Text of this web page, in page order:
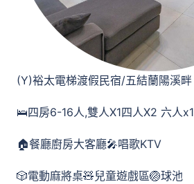
(Y)裕太電梯渡假民宿/五結蘭陽溪畔
🛌四房6-16人,雙人X1四人X2 六人x1
🏠餐廳廚房大客廳🎤唱歌KTV
🎲電動麻將桌🧸兒童遊戲區🏐球池